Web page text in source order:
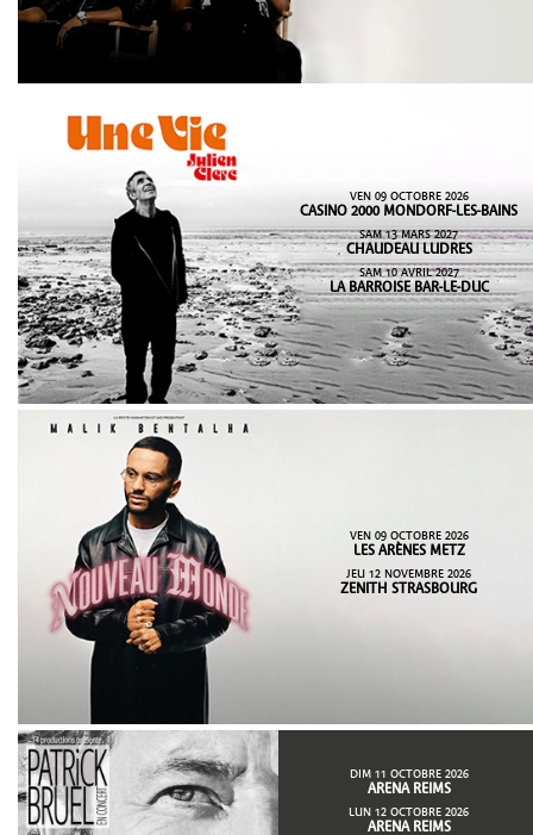
VEN 09 OCTOBRE 2026
CASINO 2000 MONDORF-LES-BAINS
SAM 13 MARS 2027
CHAUDEAU LUDRES
SAM 10 AVRIL 2027
LA BARROISE BAR-LE-DUC
VEN 09 OCTOBRE 2026
LES ARÈNES METZ
JEU 12 NOVEMBRE 2026
ZENITH STRASBOURG
DIM 11 OCTOBRE 2026
ARENA REIMS
LUN 12 OCTOBRE 2026
ARENA REIMS